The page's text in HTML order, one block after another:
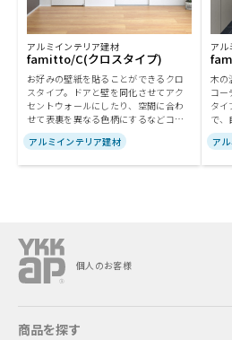
アルミインテリア建材
famitto/C(クロスタイプ)
お好みの壁紙を貼ることができるクロ
スタイプ。ドアと壁を同化させてアク
セントウォールにしたり、空間に合わ
せて表裏を異なる色柄にするなどコー
ディネイトの幅が広がります。
アルミインテリア建材
アル
木の
コー
タイ
で、
ア
個人のお客様
商品を探す